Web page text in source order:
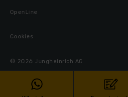
OpenLine
Cookies
© 2026 Jungheinrich AG